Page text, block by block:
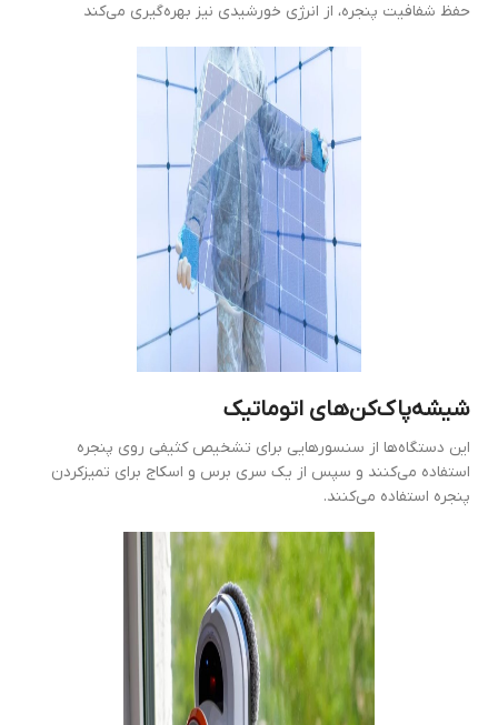
حفظ شفافیت پنجره، از انرژی خورشیدی نیز بهره‌گیری می‌کند
شیشه‌پاک‌کن‌های اتوماتیک
این دستگاه‌ها از سنسورهایی برای تشخیص کثیفی روی پنجره
استفاده می‌کنند و سپس از یک سری برس و اسکاج برای تمیز‌کردن
پنجره استفاده می‌کنند.